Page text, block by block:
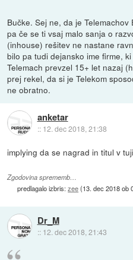
Bučke. Sej ne, da je
pa če se ti vsaj malo sanja o
(inhouse) rešitev ne nastane
bilo pa tudi dejansko ime firme,
Telemach prevzel 15+ let nazaj
prej rekel, da si je Telekom
ne obratno.
anketar
:: 12. dec 2018, 21:38
implying da se nagrad in titul v
Zgodovina sprememb…
predlagalo izbris:zee(13. dec 2018 ob
Dr_M
:: 12. dec 2018, 21:43